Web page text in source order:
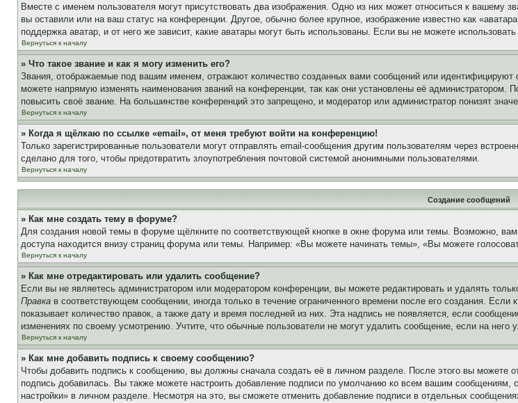
Вместе с именем пользователя могут присутствовать два изображения. Одно из них может относиться к вашему
вы оставили или на ваш статус на конференции. Другое, обычно более крупное, изображение известно как
поддержка аватар, и от него же зависит, какие аватары могут быть использованы. Если вы не можете
Вернуться к началу
» Что такое звание и как я могу изменить его?
Звания, отображаемые под вашим именем, отражают количество созданных вами сообщений или
можете напрямую изменять наименования званий на конференции, так как они установлены её
повысить своё звание. На большинстве конференций это запрещено, и модератор или администратор понизят
Вернуться к началу
» Когда я щёлкаю по ссылке «email», от меня требуют войти на конференцию!
Только зарегистрированные пользователи могут отправлять email-сообщения другим пользователям через
сделано для того, чтобы предотвратить злоупотребления почтовой системой анонимными пользователями.
Вернуться к началу
Создание сообщений
» Как мне создать тему в форуме?
Для создания новой темы в форуме щёлкните по соответствующей кнопке в окне форума или темы. Возможно,
доступа находится внизу страниц форума или темы. Например: «Вы можете начинать темы», «Вы можете
Вернуться к началу
» Как мне отредактировать или удалить сообщение?
Если вы не являетесь администратором или модератором конференции, вы можете редактировать и удалять
Правка в соответствующем сообщении, иногда только в течение ограниченного времени после его создания.
показывает количество правок, а также дату и время последней из них. Эта надпись не появляется, если
изменениях по своему усмотрению. Учтите, что обычные пользователи не могут удалить сообщение, если на него
Вернуться к началу
» Как мне добавить подпись к своему сообщению?
Чтобы добавить подпись к сообщению, вы должны сначала создать её в личном разделе. После этого вы можете
подпись добавилась. Вы также можете настроить добавление подписи по умолчанию ко всем вашим
настройки» в личном разделе. Несмотря на это, вы сможете отменить добавление подписи в отдельных